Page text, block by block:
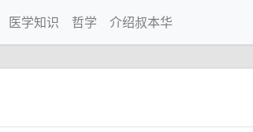
医学知识 哲学 介绍叔本华